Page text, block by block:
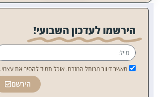
הירשמו לעדכון השבועי!
מאשר דיוור מכותל המזרח. אוכל תמיד להסיר את עצמי.
הירשם